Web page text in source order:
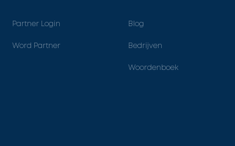
Partner Login
Word Partner
Blog
Bedrijven
Woordenboek